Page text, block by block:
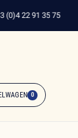
91 35 75
0